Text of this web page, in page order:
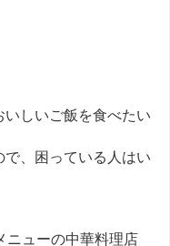
しいご飯を食べたい
、困っている人はい
ニューの中華料理店